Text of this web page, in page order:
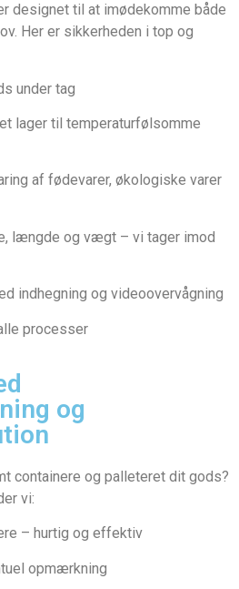
designet til at imødekomme både
Her er sikkerheden i top og
under tag
lager til temperaturfølsomme
af fødevarer, økologiske varer
længde og vægt – vi tager imod
indhegning og videoovervågning
processer
og
containere og palleteret dit gods?
vi:
– hurtig og effektiv
opmærkning